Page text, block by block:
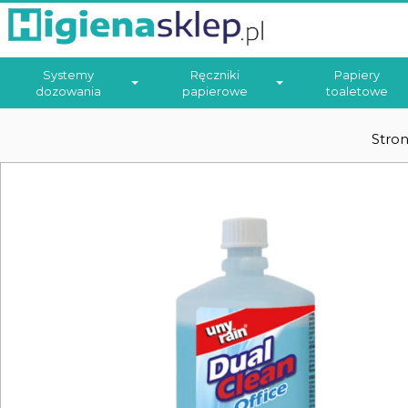
Systemy
dozowania
Ręczniki
papierowe
Papiery
toaletowe